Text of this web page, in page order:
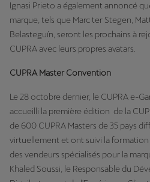
Ignasi Prieto a également annoncé
marque, tels que Marc ter Stegen,
Belasteguín, seront les prochains à
CUPRA avec leurs propres avatars.
CUPRA Master Convention
Le 28 octobre dernier, le CUPRA e-
accueilli la première édition de la
de 600 CUPRA Masters de 35 pays
virtuellement et ont suivi la formation
des vendeurs spécialisés pour la
Khaled Soussi, le Responsable du